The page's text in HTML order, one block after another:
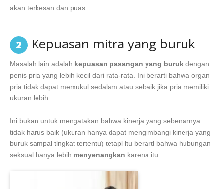
akan terkesan dan puas.
2 Kepuasan mitra yang buruk
Masalah lain adalah kepuasan pasangan yang buruk dengan
penis pria yang lebih kecil dari rata-rata. Ini berarti bahwa organ
pria tidak dapat memukul sedalam atau sebaik jika pria memiliki
ukuran lebih.
Ini bukan untuk mengatakan bahwa kinerja yang sebenarnya
tidak harus baik (ukuran hanya dapat mengimbangi kinerja yang
buruk sampai tingkat tertentu) tetapi itu berarti bahwa hubungan
seksual hanya lebih menyenangkan karena itu.